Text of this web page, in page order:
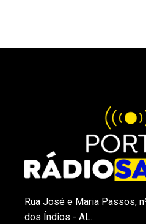
Rua José e Maria Passos,
dos Índios - AL.